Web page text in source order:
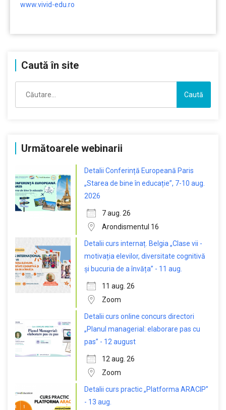
www.vivid-edu.ro
Caută în site
după:
Următoarele webinarii
Detalii Conferință Europeană Paris
„Starea de bine în educație”, 7-10 aug.
2026
7 aug. 26
Arondismentul 16
Detalii curs internaț. Belgia „Clase vii -
motivația elevilor, diversitate cognitivă
și bucuria de a învăța” - 11 aug.
11 aug. 26
Zoom
Detalii curs online concurs directori
„Planul managerial: elaborare pas cu
pas” - 12 august
12 aug. 26
Zoom
Detalii curs practic „Platforma ARACIP”
- 13 aug.